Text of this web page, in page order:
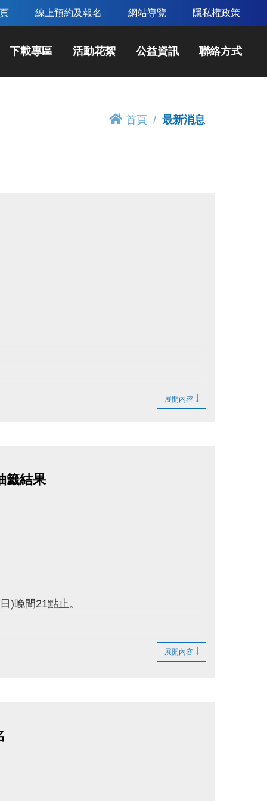
線上預約及報名 網站導覽 隱私權政策
下載專區 活動花絮 公益資訊 聯絡方式
首頁 最新消息
展開內容
籤結果
)晚間21點止。
展開內容